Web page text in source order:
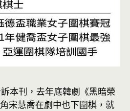
本刊，去年底韓劇《黑暗榮
宋慧喬在劇中也下圍棋，就